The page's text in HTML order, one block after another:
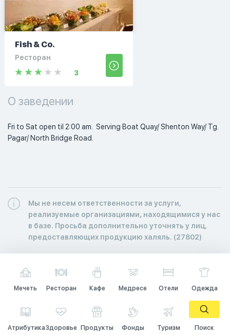
Fish & Co.
Ресторан
3
О заведении
Fri to Sat open til 2:00 am.  Serving Boat Quay/ Shenton Way/ Tg.
Pagar/ North Bridge Road.
Мы не несем ответственности за услуги,
реализуемые организациями, находящимися у нас
в базе. Просьба дополнительно уточнять у лиц,
предоставляющих продукцию халяль. (27802)
Мечеть Ресторан Кафе Медресе Отели Одежда
АтрибутикаЗдоровье Продукты Фонды Туризм Поиск